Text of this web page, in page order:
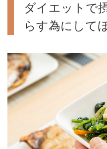
ダイエットで
らす為にして